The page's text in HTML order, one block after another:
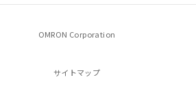
OMRON Corporation
サイトマップ